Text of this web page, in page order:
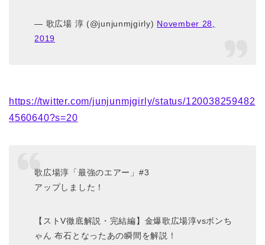
— 歌広場 淳 (@junjunmjgirly) November 28,
2019
https://twitter.com/junjunmjgirly/status/120038259482
4560640?s=20
歌広場淳「最強のエアー」#3
アップしました！
【ストV徹底解説・完結編】金爆歌広場淳vsボンち
ゃん 布石となったあの瞬間を解説！